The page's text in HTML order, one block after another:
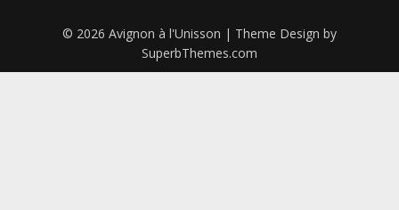
© 2026 Avignon à l'Unisson | Theme Design by
SuperbThemes.com